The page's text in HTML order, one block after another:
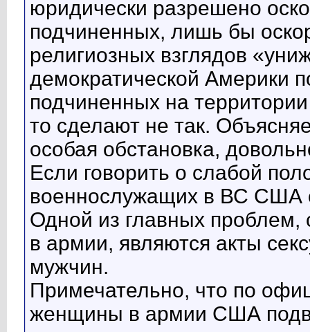
юридически разрешено
подчиненных, лишь бы
религиозных взглядов
демократической Америки
подчиненных на
то сделают не так.
особая обстановка,
Если говорить о слабой
военнослужащих в ВС США
Одной из главных
в армии, являются акты
мужчин.
Примечательно, что по
женщины в армии США